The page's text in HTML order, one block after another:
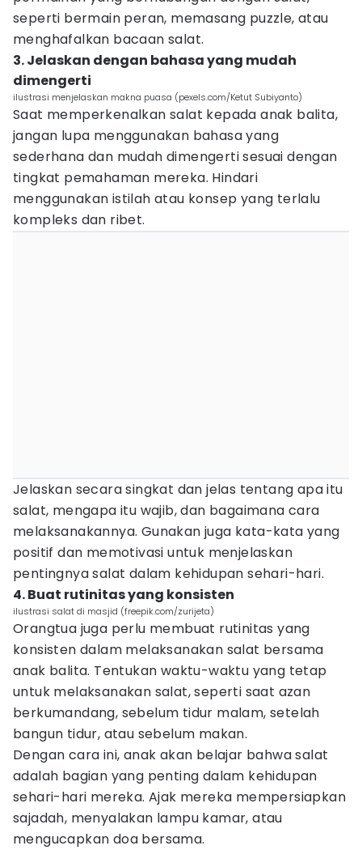
seperti bermain peran, memasang puzzle, atau
menghafalkan bacaan salat.
3. Jelaskan dengan bahasa yang mudah
dimengerti
ilustrasi menjelaskan makna puasa (pexels.com/Ketut Subiyanto)
Saat memperkenalkan salat kepada anak balita,
jangan lupa menggunakan bahasa yang
sederhana dan mudah dimengerti sesuai dengan
tingkat pemahaman mereka. Hindari
menggunakan istilah atau konsep yang terlalu
kompleks dan ribet.
Jelaskan secara singkat dan jelas tentang apa itu
salat, mengapa itu wajib, dan bagaimana cara
melaksanakannya. Gunakan juga kata-kata yang
positif dan memotivasi untuk menjelaskan
pentingnya salat dalam kehidupan sehari-hari.
4. Buat rutinitas yang konsisten
ilustrasi salat di masjid (freepik.com/zurijeta)
Orangtua juga perlu membuat rutinitas yang
konsisten dalam melaksanakan salat bersama
anak balita. Tentukan waktu-waktu yang tetap
untuk melaksanakan salat, seperti saat azan
berkumandang, sebelum tidur malam, setelah
bangun tidur, atau sebelum makan.
Dengan cara ini, anak akan belajar bahwa salat
adalah bagian yang penting dalam kehidupan
sehari-hari mereka. Ajak mereka mempersiapkan
sajadah, menyalakan lampu kamar, atau
mengucapkan doa bersama.